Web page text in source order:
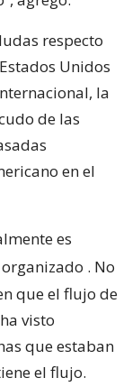
respecto
Unidos
la
de las
en el
es
. No
que el flujo de
visto
que estaban
el flujo.